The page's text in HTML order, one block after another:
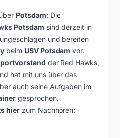
über Potsdam: Die
Potsdam sind derzeit in
und bereiten
beim USV Potsdam vor.
der Red Hawks,
hat mit uns über das
auch seine Aufgaben im
gesprochen.
hier zum Nachhören: